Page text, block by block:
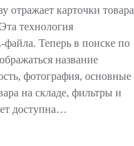
отражает карточки товара
технология
Теперь в поиске по
название
фотография, основные
на складе, фильтры и
доступна…